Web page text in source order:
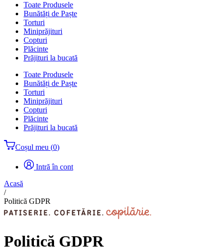
Toate Produsele
Bunătăți de Paște
Torturi
Miniprăjituri
Copturi
Plăcinte
Prăjituri la bucată
Toate Produsele
Bunătăți de Paște
Torturi
Miniprăjituri
Copturi
Plăcinte
Prăjituri la bucată
Coșul meu (0)
Intră în cont
Acasă
/
Politică GDPR
Politică GDPR